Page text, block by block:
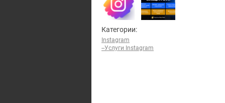
Категории:
Instagram
--Услуги Instagram